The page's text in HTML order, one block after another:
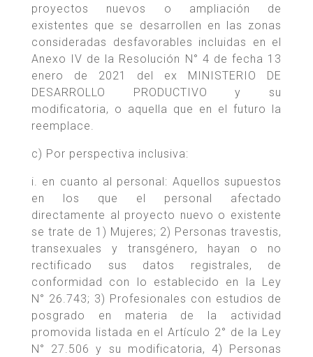
proyectos nuevos o ampliación de
existentes que se desarrollen en las zonas
consideradas desfavorables incluidas en el
Anexo IV de la Resolución N° 4 de fecha 13
enero de 2021 del ex MINISTERIO DE
DESARROLLO PRODUCTIVO y su
modificatoria, o aquella que en el futuro la
reemplace.
c) Por perspectiva inclusiva:
i. en cuanto al personal: Aquellos supuestos
en los que el personal afectado
directamente al proyecto nuevo o existente
se trate de 1) Mujeres; 2) Personas travestis,
transexuales y transgénero, hayan o no
rectificado sus datos registrales, de
conformidad con lo establecido en la Ley
N° 26.743; 3) Profesionales con estudios de
posgrado en materia de la actividad
promovida listada en el Artículo 2° de la Ley
N° 27.506 y su modificatoria, 4) Personas